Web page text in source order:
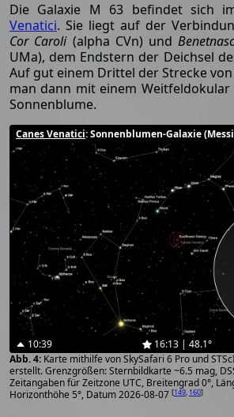
Die Galaxie M 63 befindet sich
Venatici. Sie liegt auf der
Cor Caroli(alpha CVn) und
UMa), dem Endstern der Deichsel
Auf gut einem Drittel der Strecke von
man dann mit einem
Sonnenblume.
Canes Venatici: Sonnenblumen-Galaxie
10:39 16:13 | 48.1°
Karte mithilfe von SkySafari 6 Pro und
erstellt. Grenzgrößen: Sternbildkarte ~6.5 mag,
Zeitangaben für Zeitzone UTC, Breitengrad 0°,
Horizonthöhe 5°, Datum 2026-08-07 [149, 160]